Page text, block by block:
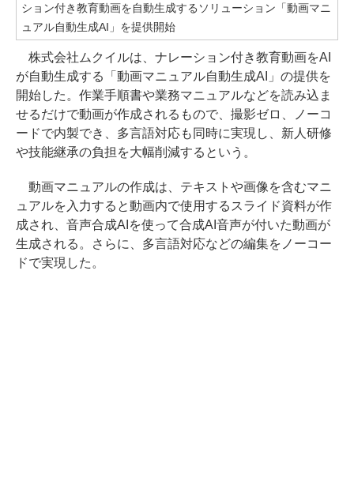
ション付き教育動画を自動生成するソリューション「動画マニ
ュアル自動生成AI」を提供開始
株式会社ムクイルは、ナレーション付き教育動画をAI
が自動生成する「動画マニュアル自動生成AI」の提供を
開始した。作業手順書や業務マニュアルなどを読み込ま
せるだけで動画が作成されるもので、撮影ゼロ、ノーコ
ードで内製でき、多言語対応も同時に実現し、新人研修
や技能継承の負担を大幅削減するという。
動画マニュアルの作成は、テキストや画像を含むマニ
ュアルを入力すると動画内で使用するスライド資料が作
成され、音声合成AIを使って合成AI音声が付いた動画が
生成される。さらに、多言語対応などの編集をノーコー
ドで実現した。